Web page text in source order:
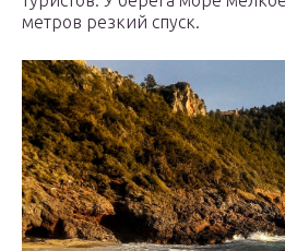
метров резкий спуск.